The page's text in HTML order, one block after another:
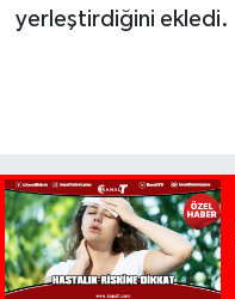
yerleştirdiğini ekledi.